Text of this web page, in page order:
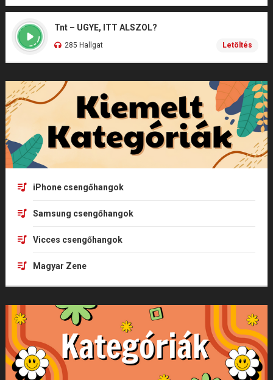
Tnt – UGYE, ITT ALSZOL?
285 Hallgat Letöltés
iPhone csengőhangok
Samsung csengőhangok
Vicces csengőhangok
Magyar Zene